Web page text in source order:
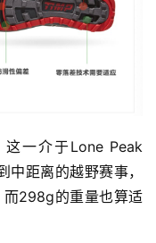
一介于Lone Peak
距离的越野赛事，
而298g的重量也算适